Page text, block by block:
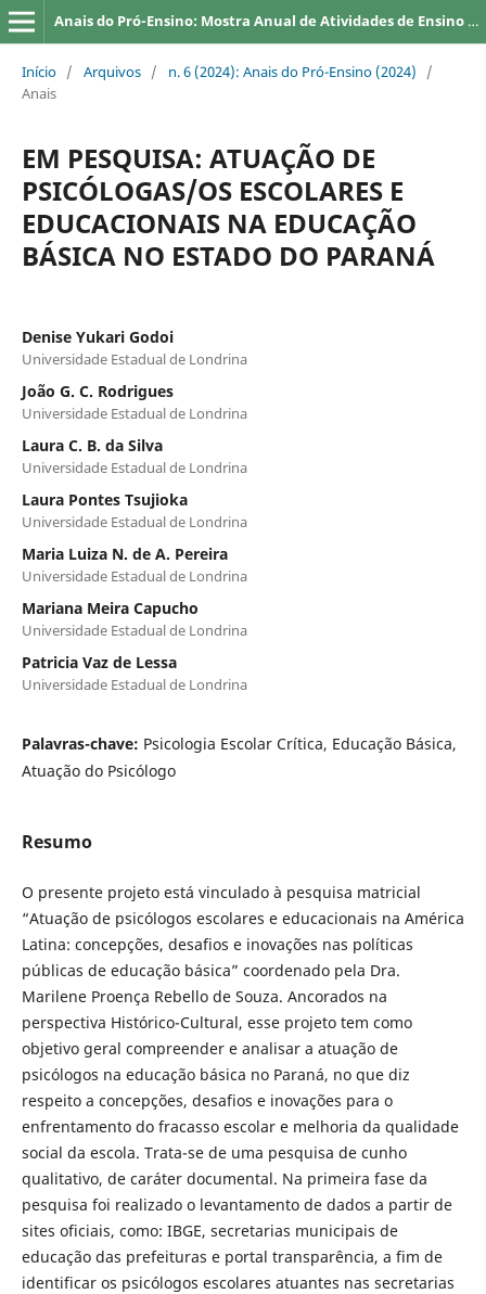
Anais do Pró-Ensino: Mostra Anual de Atividades de Ensino da UEL
Início / Arquivos / n. 6 (2024): Anais do Pró-Ensino (2024)
/
Anais
EM PESQUISA: ATUAÇÃO DE
PSICÓLOGAS/OS ESCOLARES E
EDUCACIONAIS NA EDUCAÇÃO
BÁSICA NO ESTADO DO PARANÁ
Denise Yukari Godoi
Universidade Estadual de Londrina
João G. C. Rodrigues
Universidade Estadual de Londrina
Laura C. B. da Silva
Universidade Estadual de Londrina
Laura Pontes Tsujioka
Universidade Estadual de Londrina
Maria Luiza N. de A. Pereira
Universidade Estadual de Londrina
Mariana Meira Capucho
Universidade Estadual de Londrina
Patricia Vaz de Lessa
Universidade Estadual de Londrina
Palavras-chave: Psicologia Escolar Crítica, Educação Básica,
Atuação do Psicólogo
Resumo
O presente projeto está vinculado à pesquisa matricial
“Atuação de psicólogos escolares e educacionais na América
Latina: concepções, desafios e inovações nas políticas
públicas de educação básica” coordenado pela Dra.
Marilene Proença Rebello de Souza. Ancorados na
perspectiva Histórico-Cultural, esse projeto tem como
objetivo geral compreender e analisar a atuação de
psicólogos na educação básica no Paraná, no que diz
respeito a concepções, desafios e inovações para o
enfrentamento do fracasso escolar e melhoria da qualidade
social da escola. Trata-se de uma pesquisa de cunho
qualitativo, de caráter documental. Na primeira fase da
pesquisa foi realizado o levantamento de dados a partir de
sites oficiais, como: IBGE, secretarias municipais de
educação das prefeituras e portal transparência, a fim de
identificar os psicólogos escolares atuantes nas secretarias